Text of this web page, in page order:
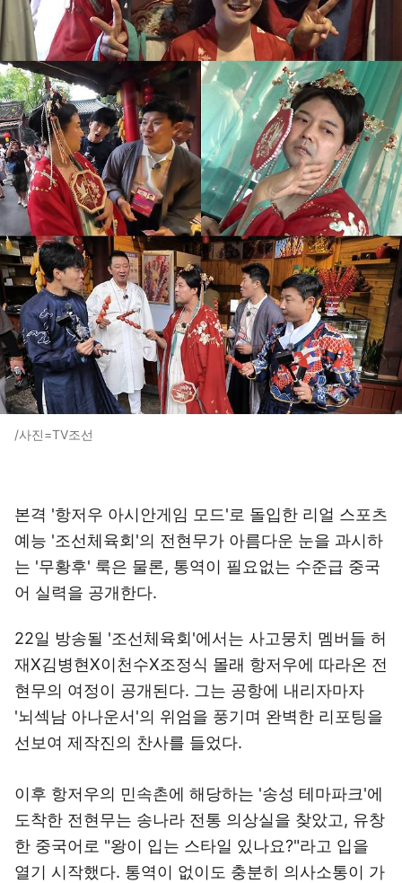
/사진=TV조선
본격 '항저우 아시안게임 모드'로 돌입한 리얼 스포츠
예능 '조선체육회'의 전현무가 아름다운 눈을 과시하
는 '무황후' 룩은 물론, 통역이 필요없는 수준급 중국
어 실력을 공개한다.
22일 방송될 '조선체육회'에서는 사고뭉치 멤버들 허
재X김병현X이천수X조정식 몰래 항저우에 따라온 전
현무의 여정이 공개된다. 그는 공항에 내리자마자
'뇌섹남 아나운서'의 위엄을 풍기며 완벽한 리포팅을
선보여 제작진의 찬사를 들었다.
이후 항저우의 민속촌에 해당하는 '송성 테마파크'에
도착한 전현무는 송나라 전통 의상실을 찾았고, 유창
한 중국어로 "왕이 입는 스타일 있나요?"라고 입을
열기 시작했다. 통역이 없이도 충분히 의사소통이 가